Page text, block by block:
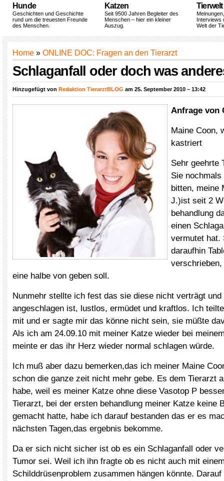
Hunde
Geschichten und Geschichte
rund um die treuesten Freunde
des Menschen.
Katzen
Seit 9500 Jahren Begleiter des
Menschen – hier ein kleiner
Auszug.
Tierwelt
Interviews
Welt der
Home » ONLINE DOC: Fragen an den Tierarzt
Schlaganfall oder doch was
Hinzugefügt von Redaktion TierarztBLOG am 25. September 2010 – 13:42
Anfrage von
Maine Coon,
kastriert
Sehr geehrte
Sie
bitten, meine
J.)ist seit 2
behandlung
einen
vermutet hat.
daraufhin
eine halbe von geben soll.
Nunmehr stellte ich fest das sie diese nicht verträgt und
angeschlagen ist, lustlos, ermüdet und kraftlos. Ich
mit und er sagte mir das könne nicht sein, sie müßte
Als ich am 24.09.10 mit meiner Katze wieder bei
meinte er das ihr Herz wieder normal schlagen würde.
Ich muß aber dazu bemerken,das ich meiner Maine
schon die ganze zeit nicht mehr gebe. Es dem Tierarzt
habe, weil es meiner Katze ohne diese Vasotop P
Tierarzt, bei der ersten behandlung meiner Katze keine
gemacht hatte, habe ich darauf bestanden das er es
nächsten Tagen,das ergebnis bekomme.
Da er sich nicht sicher ist ob es ein Schlaganfall oder
Tumor sei. Weil ich ihn fragte ob es nicht auch mit
Schilddrüsenproblem zusammen hängen könnte.